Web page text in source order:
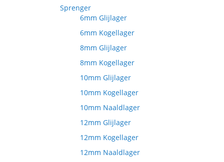
Sprenger
6mm Glijlager
6mm Kogellager
8mm Glijlager
8mm Kogellager
10mm Glijlager
10mm Kogellager
10mm Naaldlager
12mm Glijlager
12mm Kogellager
12mm Naaldlager